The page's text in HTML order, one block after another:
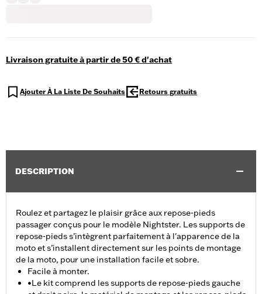
Livraison gratuite à partir de 50 € d'achat
Ajouter À La Liste De Souhaits Retours gratuits
DESCRIPTION
Roulez et partagez le plaisir grâce aux repose-pieds
passager conçus pour le modèle Nightster. Les supports de
repose-pieds s’intègrent parfaitement à l'apparence de la
moto et s’installent directement sur les points de montage
de la moto, pour une installation facile et sobre.
Facile à monter.
•Le kit comprend les supports de repose-pieds gauche